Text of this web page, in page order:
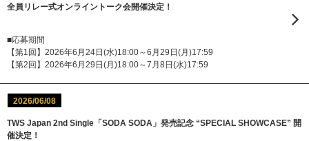
全員リレー式オンライントーク会開催決定！
■応募期間
【第1回】2026年6月24日(水)18:00～6月29日(月)17:59
【第2回】2026年6月29日(月)18:00～7月8日(水)17:59
2026/06/08
TWS Japan 2nd Single「SODA SODA」発売記念 “SPECIAL SHOWCASE” 開
催決定！